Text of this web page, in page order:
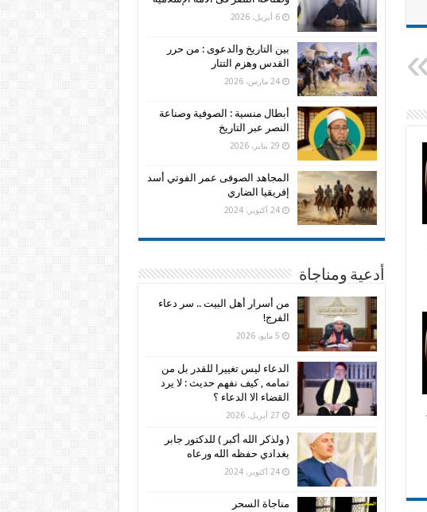
6 أبريل، 2026
بين التاريخ والدعوى : من حرر
القدس وهزم التتار
24 مارس، 2026
أبطال منسية : الصوفية وصناعة
النصر عبر التاريخ
29 يناير، 2026
المجاهد الصوفى عمر الفوتي أسد
إفريقيا الضاري
24 أكتوبر، 2024
أدعية ومناجاة
من أسرار أهل البيت .. سر دعاء
الفرج!
5 مايو، 2026
الدعاء ليس تغييرا للقدر بل من
تمامه , كيف نفهم حديث : لا يرد
القضاء الا الدعاء ؟
27 أبريل، 2026
( ولذكر الله أكبر ) للدكتور جابر
بغدادي حفظه الله ورعاه
24 أكتوبر، 2024
مناجاة السحر